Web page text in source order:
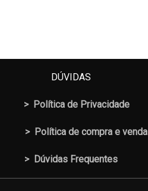
DÚVIDAS
> Política de Privacidade
> Política de compra e venda
> Dúvidas Frequentes